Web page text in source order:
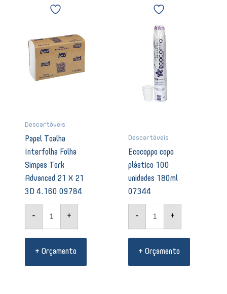
Descartáveis
Papel Toalha
Interfolha Folha
Simpes Tork
Advanced 21 X 21
3D 4.160 09784
-
Toalha
Simpes
Tork
Advanced
21
09784
quantidade
+
+ Orçamento
Descartáveis
Ecocoppo copo
plástico 100
unidades 180ml
07344
-
copo
100
unidades
180ml
07344
quantidade
+
+ Orçamento